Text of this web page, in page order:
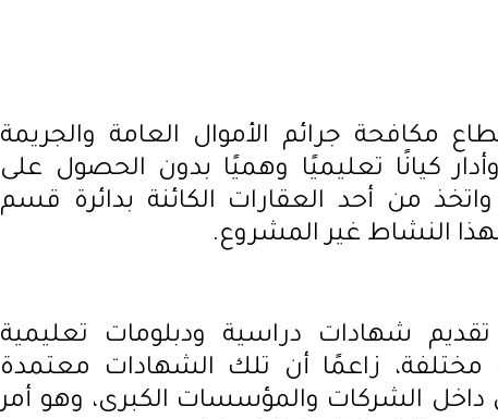
مكافحة جرائم الأموال العامة والجريمة
كيانًا تعليميًا وهميًا بدون الحصول على
واتخذ من أحد العقارات الكائنة بدائرة قسم
النشاط غير المشروع.
شهادات دراسية ودبلومات تعليمية
مختلفة، زاعمًا أن تلك الشهادات معتمدة
داخل الشركات والمؤسسات الكبرى، وهو أمر